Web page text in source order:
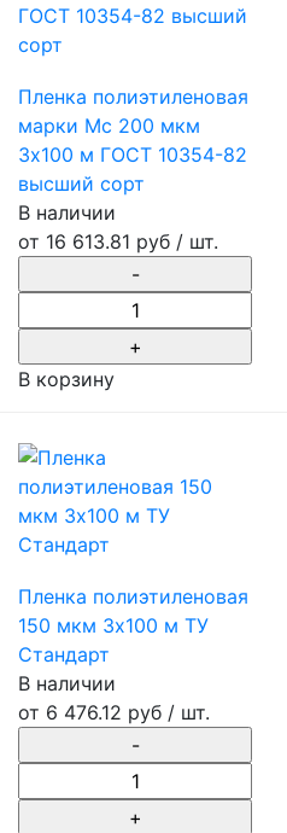
Пленка полиэтиленовая
марки Мс 200 мкм
3х100 м ГОСТ 10354-82
высший сорт
В наличии
от 16 613.81 руб / шт.
В корзину
Пленка полиэтиленовая
150 мкм 3х100 м ТУ
Стандарт
В наличии
от 6 476.12 руб / шт.